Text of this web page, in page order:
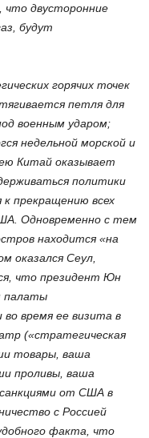
что двусторонние
будут
горячих точек
петля для
военным ударом;
недельной морской и
Китай оказывает
политики
прекращению всех
Одновременно с тем
находится «на
оказался Сеул,
что президент Юн
палаты
время ее визита в
(«стратегическая
товары, ваша
проливы, ваша
от США в
с Россией
факта, что